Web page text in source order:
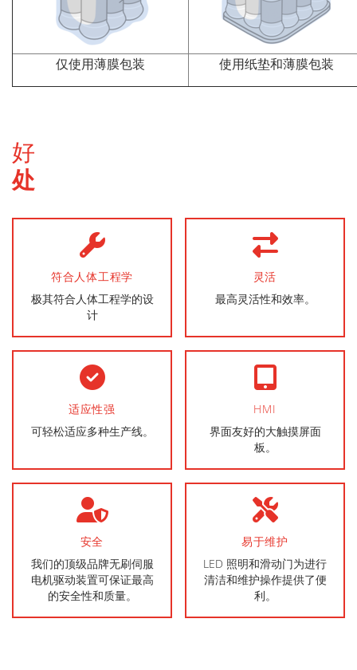
仅使用薄膜包装 使用纸垫和薄膜包装
好
处
符合人体工程学
极其符合人体工程学的设
计
灵活
最高灵活性和效率。
适应性强
可轻松适应多种生产线。
HMI
界面友好的大触摸屏面
板。
安全
我们的顶级品牌无刷伺服
电机驱动装置可保证最高
的安全性和质量。
易于维护
LED 照明和滑动门为进行
清洁和维护操作提供了便
利。